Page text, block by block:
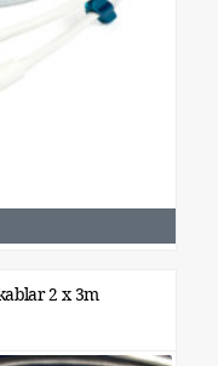
2 x 3m